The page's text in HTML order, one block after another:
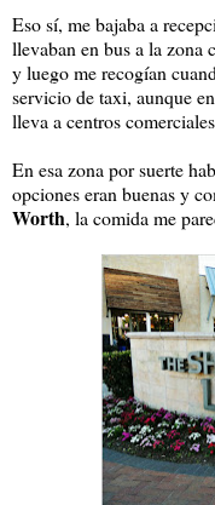
Eso sí, me bajaba a
llevaban en bus a la zona
y luego me recogían
servicio de taxi, aunque
lleva a centros
En esa zona por suerte
opciones eran buenas y
Worth, la comida me